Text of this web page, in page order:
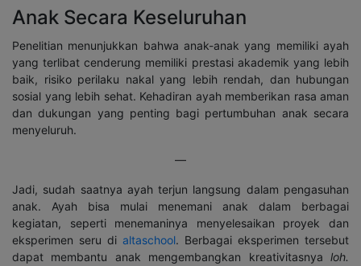
Anak Secara Keseluruhan
Penelitian menunjukkan bahwa anak-anak yang memiliki ayah
yang terlibat cenderung memiliki prestasi akademik yang lebih
baik, risiko perilaku nakal yang lebih rendah, dan hubungan
sosial yang lebih sehat. Kehadiran ayah memberikan rasa aman
dan dukungan yang penting bagi pertumbuhan anak secara
menyeluruh.
—
Jadi, sudah saatnya ayah terjun langsung dalam pengasuhan
anak. Ayah bisa mulai menemani anak dalam berbagai
kegiatan, seperti menemaninya menyelesaikan proyek dan
eksperimen seru di altaschool. Berbagai eksperimen tersebut
dapat membantu anak mengembangkan kreativitasnya loh.